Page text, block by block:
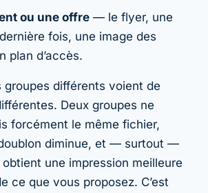
ou une offre — le flyer, une
fois, une image des
plan d’accès.
groupes différents voient de
Deux groupes ne
forcément le même fichier,
doublon diminue, et — surtout —
une impression meilleure
ce que vous proposez. C’est